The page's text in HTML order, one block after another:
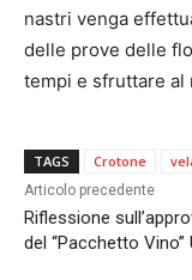
nastri venga
delle prove delle
tempi e sfruttare
TAGS Crotone
Articolo precedente
Riflessione
del “Pacchetto Vino”